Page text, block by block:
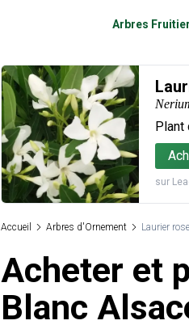
Arbres
Plant
sur
Accueil Arbres d'Ornement Laurier
Acheter et
Blanc